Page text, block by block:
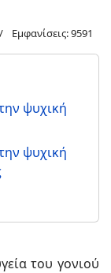
Εμφανίσεις: 9591
ψυχική
ψυχική
του γονιού